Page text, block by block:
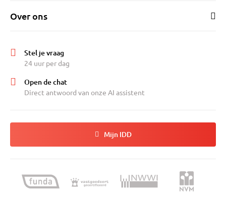
Over ons
Stel je vraag
24 uur per dag
Open de chat
Direct antwoord van onze AI assistent
Mijn IDD